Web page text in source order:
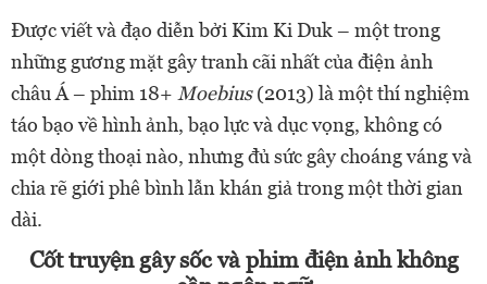
Được viết và đạo diễn bởi Kim Ki Duk – một trong
những gương mặt gây tranh cãi nhất của điện ảnh
châu Á – phim 18+ Moebius(2013) là một thí nghiệm
táo bạo về hình ảnh, bạo lực và dục vọng, không có
một dòng thoại nào, nhưng đủ sức gây choáng váng và
chia rẽ giới phê bình lẫn khán giả trong một thời gian
dài.
Cốt truyện gây sốc và phim điện ảnh không